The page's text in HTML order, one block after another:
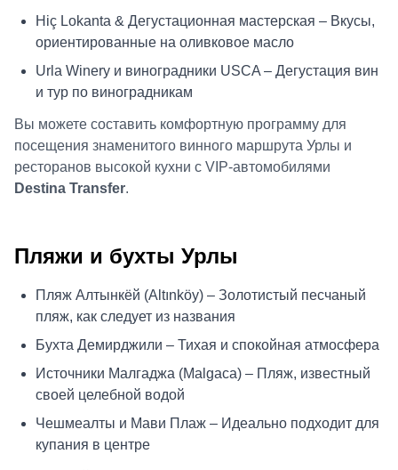
Hiç Lokanta & Дегустационная мастерская – Вкусы,
ориентированные на оливковое масло
Urla Winery и виноградники USCA – Дегустация вин
и тур по виноградникам
Вы можете составить комфортную программу для
посещения знаменитого винного маршрута Урлы и
ресторанов высокой кухни с VIP-автомобилями
Destina Transfer.
Пляжи и бухты Урлы
Пляж Алтынкёй (Altınköy) – Золотистый песчаный
пляж, как следует из названия
Бухта Демирджили – Тихая и спокойная атмосфера
Источники Малгаджа (Malgaca) – Пляж, известный
своей целебной водой
Чешмеалты и Мави Плаж – Идеально подходит для
купания в центре